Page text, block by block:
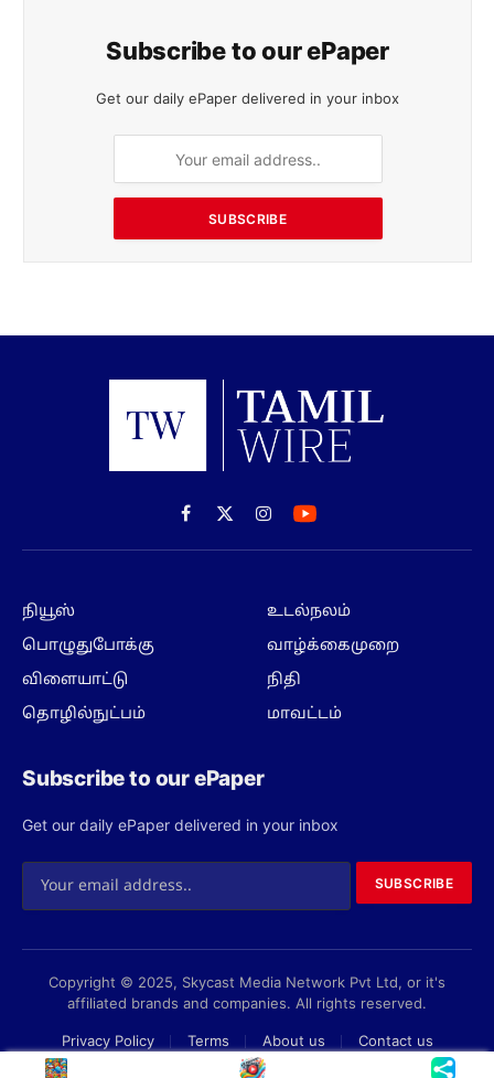
Subscribe to our ePaper
Get our daily ePaper delivered in your inbox
SUBSCRIBE
Facebook
X
(Twitter)
Instagram
நியூஸ்
பொழுதுபோக்கு
விளையாட்டு
தொழில்நுட்பம்
உடல்நலம்
வாழ்க்கைமுறை
நிதி
மாவட்டம்
Subscribe to our ePaper
Get our daily ePaper delivered in your inbox
SUBSCRIBE
Copyright © 2025, Skycast Media Network Pvt Ltd, or it's
affiliated brands and companies. All rights reserved.
Privacy Policy Terms About us Contact us